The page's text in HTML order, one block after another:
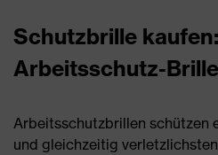
Schutzbrille
Arbeitsschutz-
Arbeitsschutzbrillen schützen
und gleichzeitig